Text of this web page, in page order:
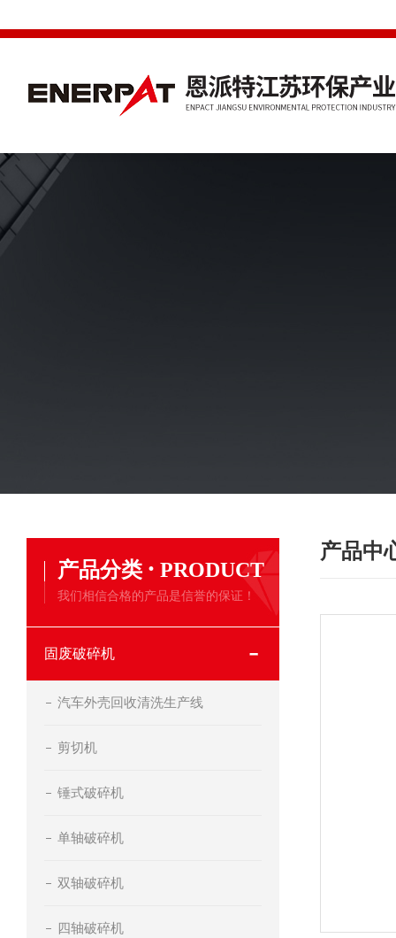
产品分类 · PRODUCT
我们相信合格的产品是信誉的保证！
固废破碎机
汽车外壳回收清洗生产线
剪切机
锤式破碎机
单轴破碎机
双轴破碎机
四轴破碎机
产品中